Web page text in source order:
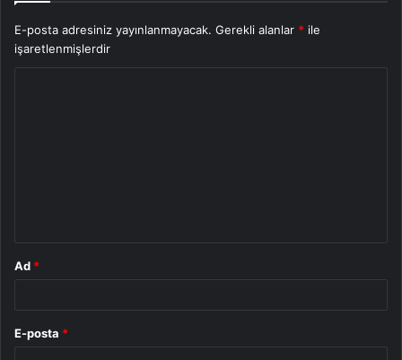
E-posta adresiniz yayınlanmayacak. Gerekli alanlar * ile
işaretlenmişlerdir
Ad *
E-posta *